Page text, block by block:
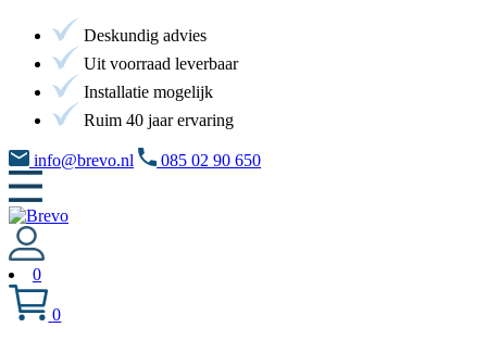
Deskundig advies
Uit voorraad leverbaar
Installatie mogelijk
Ruim 40 jaar ervaring
info@brevo.nl 085 02 90 650
0
0